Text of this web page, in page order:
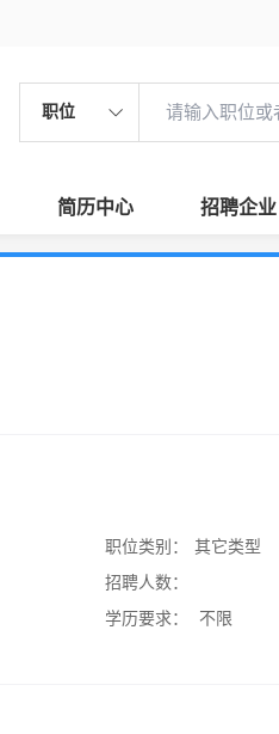
职位
简历中心 招聘企业
职位类别：
其它类型
招聘人数：
学历要求：
不限